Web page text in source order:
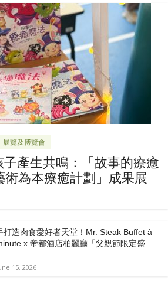
展覽及博覽會
子產生共鳴：「故事的療癒
術為本療癒計劃」成果展
打造肉食愛好者天堂！Mr. Steak Buffet à
x 帝都酒店柏麗廳「⽗親節限定盛
15, 2026